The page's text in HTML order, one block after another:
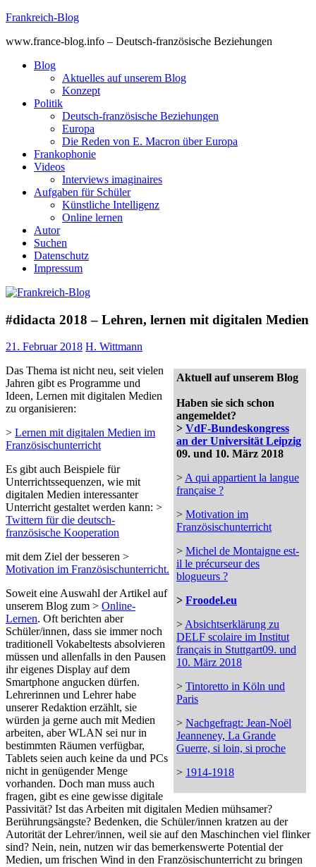
Skip
content
Frankreich-Blog
www.france-blog.info – Deutsch-französische Beziehungen
Blog
Aktuelles auf unserem Blog
Konzept
Politik
Deutsch-französische Beziehungen
Europa
Die Reden von E. Macron über Europa
Frankophonie
Videos
Interviews imaginaires
Aufgaben für Schüler
Künstliche Intelligenz
Online lernen
Autor
Suchen
Datenschutz
Impressum
#didacta 2018 – Lehren, lernen mit digitalen Medien
21. Februar 2018 H. Wittmann
Aktuell auf unserem Blog
Haben sie sich schon
angemeldet?
> VdF-Bundeskongress
an der Universität Leipzig
09. und 10. März 2018
>A qui appartient la langue
française ?
> Motivation im
Französischunterricht
> Michel de Montaigne est-
il le précurseur des
blogueurs ?
> Froodel.eu
>Absichtserklärung zu
DELF scolaire im Institut
français in Stuttgart09. und
10. März 2018
> Tintoretto in Köln und
Paris
> Nachgefragt: Jean-Noël
Jeanneney, La Grande
Guerre, si loin, si proche
> 1914-1918
Das Thema ist nicht neu, seit vielen
Jahren gibt es Programme und
Ideen, Lernen mit digitalen Medien
zu organisieren:
> Lernen mit digitalen Medien im
Französischunterricht
Es gibt auch Beispiele für
Unterrichtssequenzen, wie mit
digitalen Medien interessanter
Unterricht gestaltet werden kann: >
Twittern für die deutsch-
französische Kooperation
mit dem Ziel der besseren >
Motivation im Französischunterricht.
Soweit eine Auswahl der Artikel auf
unserem Blog zum > Online-
Lernen. Oft berichten aber
Schüler/innen, dass sie immer noch
traditionell Vokabeltests absolvieren
müssen und allenfalls in den Pausen
ihr eigenes Display auf dem
Smartphone angucken dürfen.
Lehrerinnen und Lehrer habe
unserer Redaktion erzählt, sie
würden ja gerne auch mit Medien
arbeiten, aber WLAN sei nur in
bestimmten Räumen verfügbar,
Tablets seien auch keine da und PCs
nicht in genügender Menge
vorhanden. Doch man muss auch
fragen, gibt es eine gewisse digitale
Passivität? Ist das Arbeiten mit digitalen Medien mühsamer?
Berührungsängste? Bedenken, die Schüler/innen kratzen au der
Autorität der Lehrer/innen, weil sie auf den Maschinchen viel flinker
sind? Nein, nein, nutzen wir das bemerkenswerte Potential der
Medien, um frischen Wind in den Französischunterricht zu bringen